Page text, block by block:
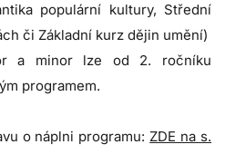
populární kultury, Střední
či Základní kurz dějin umění)
a minor lze od 2. ročníku
programem.
o náplni programu: ZDE na s.